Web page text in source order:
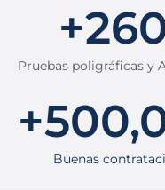
Pruebas poligráficas y
+
Buenas
+